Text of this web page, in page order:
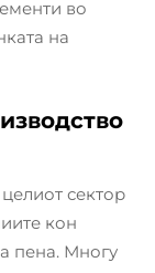
во
на
сектор
кон
пена. Многу